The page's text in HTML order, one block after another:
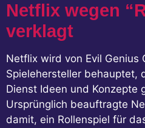
Netflix wegen
verklagt
Netflix wird von Evil Genius
Spielehersteller behauptet,
Dienst Ideen und Konzepte
Ursprünglich beauftragte
damit, ein Rollenspiel für